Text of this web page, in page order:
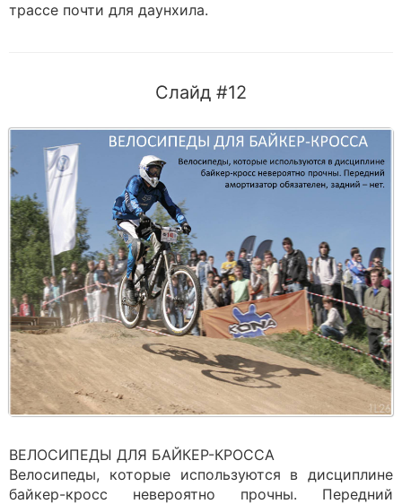
трассе почти для даунхила.
Слайд #12
ВЕЛОСИПЕДЫ ДЛЯ БАЙКЕР-КРОССА
Велосипеды, которые используются в дисциплине
байкер-кросс невероятно прочны. Передний